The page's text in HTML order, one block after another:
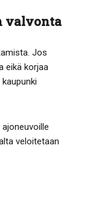
valvonta
Jos
eikä korjaa
veloitetaan